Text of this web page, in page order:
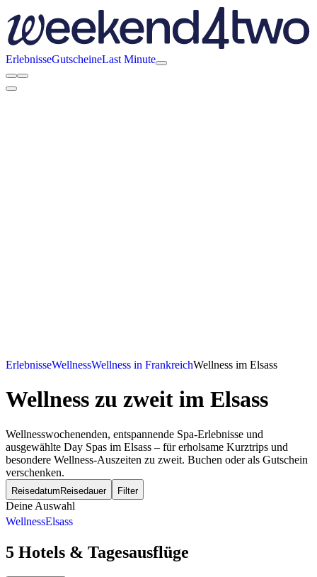
ErlebnisseGutscheineLast Minute
ErlebnisseWellnessWellness in FrankreichWellness im Elsass
Wellness zu zweit im Elsass
Wellnesswochenenden, entspannende Spa-Erlebnisse und
ausgewählte Day Spas im Elsass – für erholsame Kurztrips und
besondere Wellness-Auszeiten zu zweit. Buchen oder als Gutschein
verschenken.
Reisedatum Reisedauer Filter
Deine Auswahl
WellnessElsass
5 Hotels & Tagesausflüge